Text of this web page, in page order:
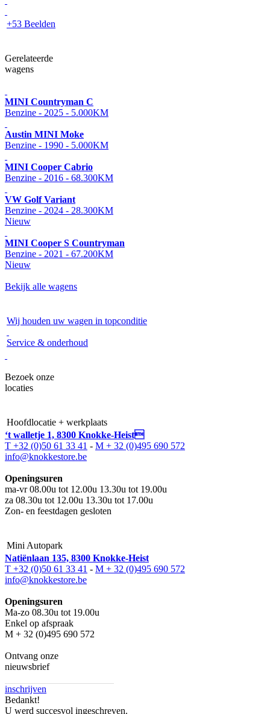
+53 Beelden
Gerelateerde
wagens
MINI Countryman C
Benzine - 2025 - 5.000KM
Austin MINI Moke
Benzine - 1990 - 5.000KM
MINI Cooper Cabrio
Benzine - 2016 - 68.300KM
VW Golf Variant
Benzine - 2024 - 28.300KM
Nieuw
MINI Cooper S Countryman
Benzine - 2021 - 67.200KM
Nieuw
Bekijk alle wagens
Wij houden uw wagen in topconditie
Service & onderhoud
Bezoek onze
locaties
Hoofdlocatie + werkplaats
‘t walletje 1, 8300 Knokke-Heist
T +32 (0)50 61 33 41 - M + 32 (0)495 690 572
info@knokkestore.be
Openingsuren
ma-vr 08.00u tot 12.00u 13.30u tot 19.00u
za 08.30u tot 12.00u 13.30u tot 17.00u
Zon- en feestdagen gesloten
Mini Autopark
Natiënlaan 135, 8300 Knokke-Heist
T +32 (0)50 61 33 41 - M + 32 (0)495 690 572
info@knokkestore.be
Openingsuren
Ma-zo 08.30u tot 19.00u
Enkel op afspraak
M + 32 (0)495 690 572
Ontvang onze
nieuwsbrief
inschrijven
Bedankt!
U werd succesvol ingeschreven.